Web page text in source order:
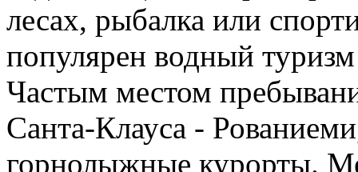
лесах, рыбалка или
популярен водный
Частым местом
Санта-Клауса -
горнолыжные курорты.